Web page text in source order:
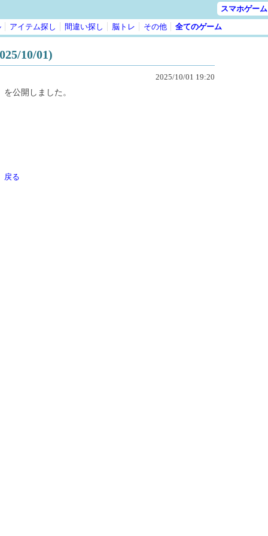
スマホゲーム
アイテム探し 間違い探し 脳トレ その他 全てのゲーム
10/01)
2025/10/01 19:20
公開しました。
戻る